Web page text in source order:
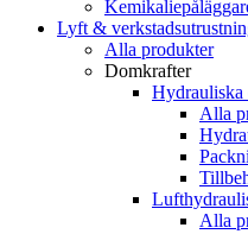
Lyft &
Alla produkter
Domkrafter
Hydrauliska
Alla
Alla